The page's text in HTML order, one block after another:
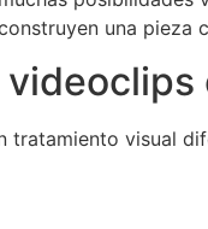
una pieza
tratamiento visual